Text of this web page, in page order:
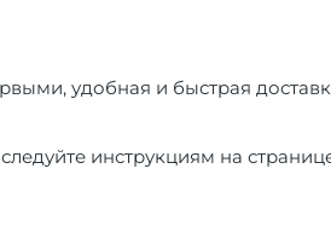
удобная и быстрая
инструкциям на